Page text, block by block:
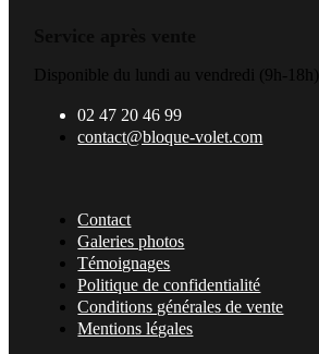
Disponible du lundi au vendredi (9h-18h)
02 47 20 46 99
contact@bloque-volet.com
Contact
Galeries photos
Témoignages
Politique de confidentialité
Conditions générales de vente
Mentions légales